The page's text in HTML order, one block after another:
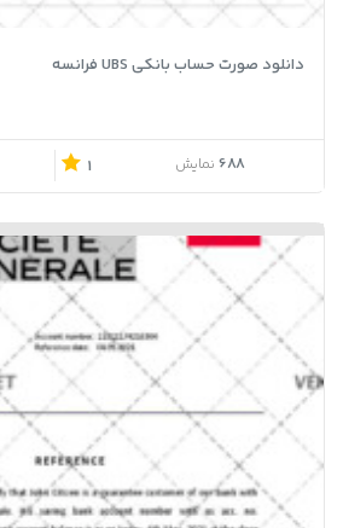
دانلود صورت حساب بانکی UBS فرانسه
688 نمایش 1